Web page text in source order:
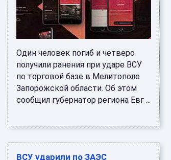
Один человек погиб и четверо
получили ранения при ударе ВСУ
по торговой базе в Мелитополе
Запорожской области. Об этом
сообщил губернатор региона Евг ...
ВСУ ударили по ЗАЭС